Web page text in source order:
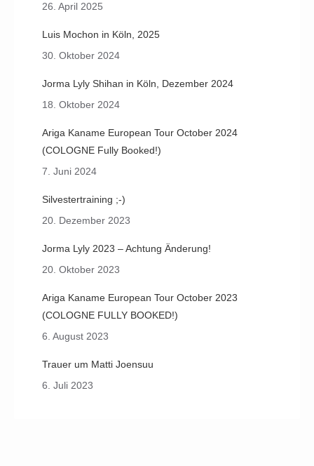
26. April 2025
Luis Mochon in Köln, 2025
30. Oktober 2024
Jorma Lyly Shihan in Köln, Dezember 2024
18. Oktober 2024
Ariga Kaname European Tour October 2024
(COLOGNE Fully Booked!)
7. Juni 2024
Silvestertraining ;-)
20. Dezember 2023
Jorma Lyly 2023 – Achtung Änderung!
20. Oktober 2023
Ariga Kaname European Tour October 2023
(COLOGNE FULLY BOOKED!)
6. August 2023
Trauer um Matti Joensuu
6. Juli 2023